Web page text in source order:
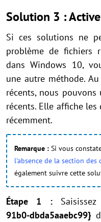
Solution 3 :
Si ces solutions ne
problème de fichiers
dans Windows 10,
une autre méthode.
récents, nous
récents. Elle affiche
récemment.
Remarque : Si vous
l'absence de la section des
également suivre cette
Étape 1 : Saisissez
91b0-dbda5aaebc99}